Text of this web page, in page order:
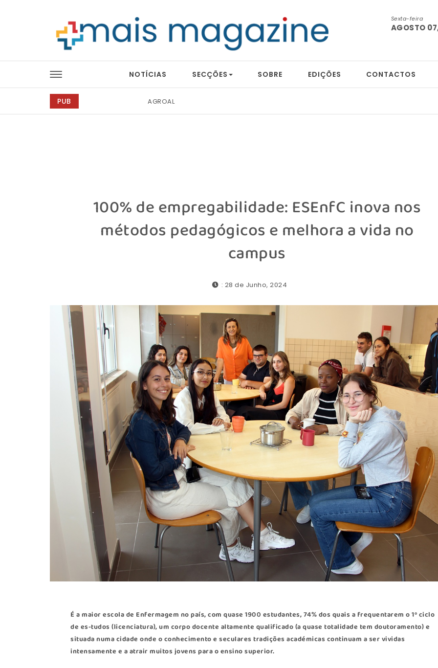
Sexta-feira
AGOSTO
NOTÍCIAS SECÇÕES SOBRE EDIÇÕES CONTACTOS
PUB Tintas 2000
100% de empregabilidade: ESEnfC inova nos
métodos pedagógicos e melhora a vida no
campus
: 28 de Junho, 2024
É a maior escola de Enfermagem no país, com quase 1900 estudantes, 74% dos quais a frequentarem o 1º ciclo
de es-tudos (licenciatura), um corpo docente altamente qualificado (a quase totalidade tem doutoramento) e
situada numa cidade onde o conhecimento e seculares tradições académicas continuam a ser vividas
intensamente e a atrair muitos jovens para o ensino superior.